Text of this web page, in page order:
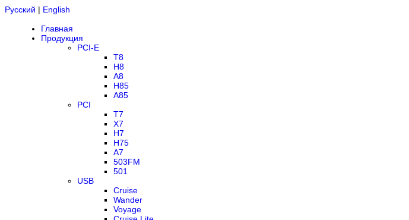
Русский | English
Главная
Продукция
PCI-E
T8
H8
A8
H85
A85
PCI
T7
X7
H7
H75
A7
503FM
501
USB
Cruise
Wander
Voyage